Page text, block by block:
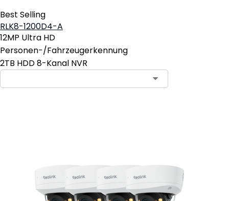
Best Selling
RLK8-1200D4-A
12MP Ultra HD
Personen-/Fahrzeugerkennung
2TB HDD 8-Kanal NVR